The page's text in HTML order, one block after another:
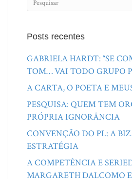
Posts recentes
GABRIELA HARDT: “SE
TOM… VAI TODO GRUPO
A CARTA, O POETA E
PESQUISA: QUEM TEM
PRÓPRIA IGNORÂNCIA
CONVENÇÃO DO PL: A
ESTRATÉGIA
A COMPETÊNCIA E
MARGARETH DALCOMO